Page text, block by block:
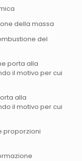
della massa
del
porta alla
il motivo per cui
alla
il motivo per cui
proporzioni